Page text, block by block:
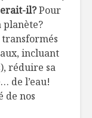
il?Pour
planète?
incluant
réduire sa
de l’eau!
de nos